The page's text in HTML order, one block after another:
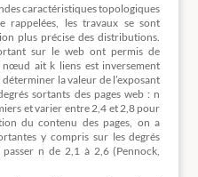
caractéristiques topologiques
rappelées, les travaux se sont
plus précise des distributions.
sur le web ont permis de
ait k liens est inversement
la valeur de l’exposant
sortants des pages web : n
et varier entre 2,4 et 2,8 pour
du contenu des pages, on a
y compris sur les degrés
n de 2,1 à 2,6 (Pennock,